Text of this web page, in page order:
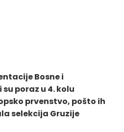
Bosne i
poraz u 4. kolu
prvenstvo, pošto ih
selekcija Gruzije